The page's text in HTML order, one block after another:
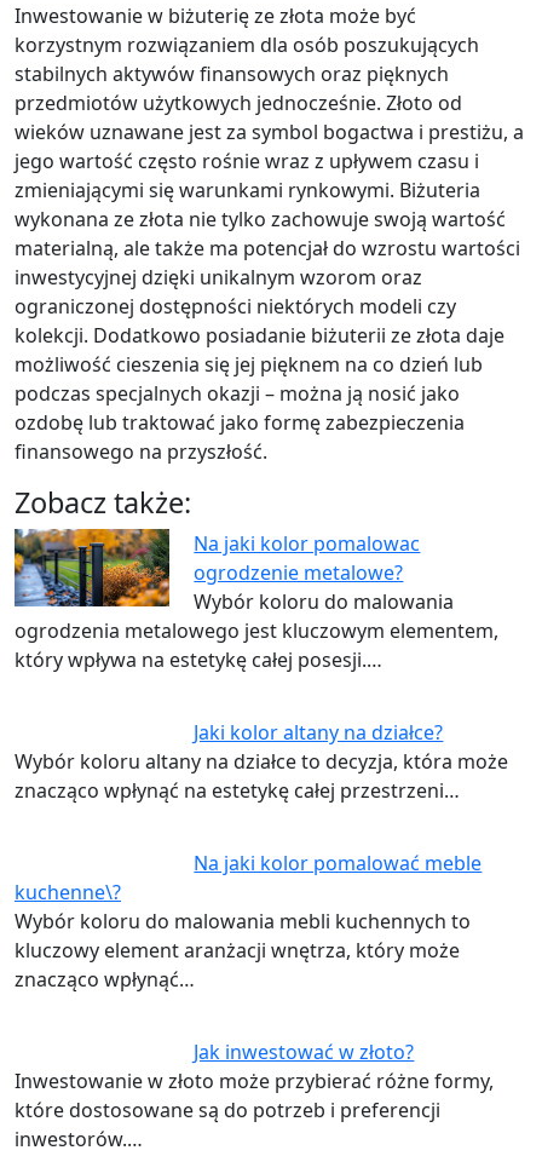
Inwestowanie w biżuterię ze złota może być
korzystnym rozwiązaniem dla osób poszukujących
stabilnych aktywów finansowych oraz pięknych
przedmiotów użytkowych jednocześnie. Złoto od
wieków uznawane jest za symbol bogactwa i prestiżu, a
jego wartość często rośnie wraz z upływem czasu i
zmieniającymi się warunkami rynkowymi. Biżuteria
wykonana ze złota nie tylko zachowuje swoją wartość
materialną, ale także ma potencjał do wzrostu wartości
inwestycyjnej dzięki unikalnym wzorom oraz
ograniczonej dostępności niektórych modeli czy
kolekcji. Dodatkowo posiadanie biżuterii ze złota daje
możliwość cieszenia się jej pięknem na co dzień lub
podczas specjalnych okazji – można ją nosić jako
ozdobę lub traktować jako formę zabezpieczenia
finansowego na przyszłość.
Zobacz także:
Na jaki kolor pomalowac
ogrodzenie metalowe?
Wybór koloru do malowania
ogrodzenia metalowego jest kluczowym elementem,
który wpływa na estetykę całej posesji.…
Jaki kolor altany na działce?
Wybór koloru altany na działce to decyzja, która może
znacząco wpłynąć na estetykę całej przestrzeni…
Na jaki kolor pomalować meble
kuchenne\?
Wybór koloru do malowania mebli kuchennych to
kluczowy element aranżacji wnętrza, który może
znacząco wpłynąć…
Jak inwestować w złoto?
Inwestowanie w złoto może przybierać różne formy,
które dostosowane są do potrzeb i preferencji
inwestorów.…